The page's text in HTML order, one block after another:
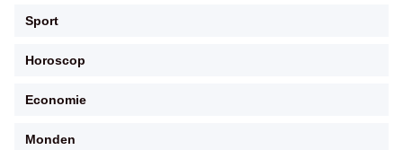
Sport
Horoscop
Economie
Monden